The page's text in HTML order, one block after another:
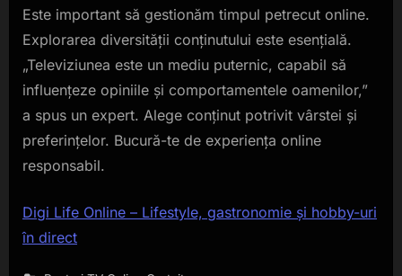
Este important să gestionăm timpul petrecut online.
Explorarea diversității conținutului este esențială.
„Televiziunea este un mediu puternic, capabil să
influențeze opiniile și comportamentele oamenilor,”
a spus un expert. Alege conținut potrivit vârstei și
preferințelor. Bucură-te de experiența online
responsabil.
Digi Life Online – Lifestyle, gastronomie și hobby-uri
în direct